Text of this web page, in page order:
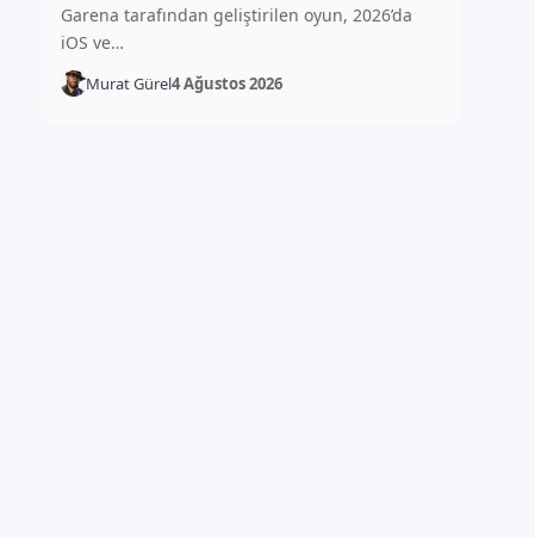
Garena tarafından geliştirilen oyun, 2026’da
iOS ve…
Murat Gürel4 Ağustos 2026